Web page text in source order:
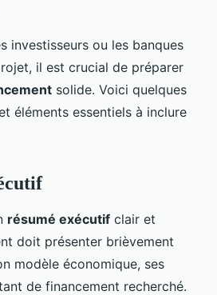
investisseurs ou les banques
il est crucial de préparer
solide. Voici quelques
éléments essentiels à inclure
résumé exécutif clair et
doit présenter brièvement
modèle économique, ses
de financement recherché.